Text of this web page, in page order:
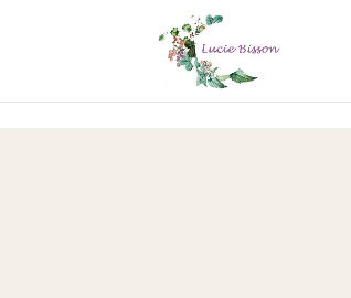
Retrouvez Lucie Bisson sur Resalib :